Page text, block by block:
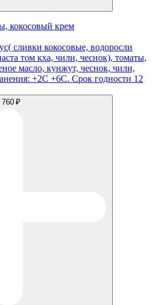
кокосовый крем
сливки кокосовые, водоросли
том кха, чили, чеснок), томаты,
масло, кунжут, чеснок, чили,
+2С +6С. Срок годности 12
760 ₽